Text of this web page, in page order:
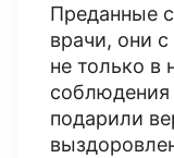
Преданные
врачи, они
не только в
соблюдения
подарили